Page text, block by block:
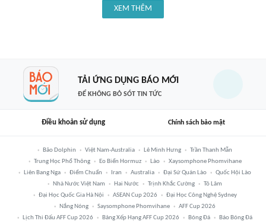
XEM THÊM
TẢI ỨNG DỤNG BÁO MỚI
ĐỂ KHÔNG BỎ SÓT TIN TỨC
Điều khoản sử dụng Chính sách bảo mật
Bão Dolphin Việt Nam-Australia Lê Minh Hưng
Trần Thanh Mẫn
Trung Học Phổ Thông
Eo Biển Hormuz Lào
Xaysomphone Phomvihane
Liên Bang Nga
Điểm Chuẩn Iran Australia Đại Sứ Quán Lào
Quốc Hội Lào
Nhà Nước Việt Nam
Hai Nước Trịnh Khắc Cường
Tô Lâm
Đại Học Quốc Gia Hà Nội
ASEAN Cup 2026
Đại Học Công Nghệ Sydney
Nắng Nóng
Saysomphone Phomvihane
AFF Cup 2026
Lịch Thi Đấu AFF Cup 2026
Bảng Xếp Hạng AFF Cup 2026 Bóng Đá
Báo Bóng Đá